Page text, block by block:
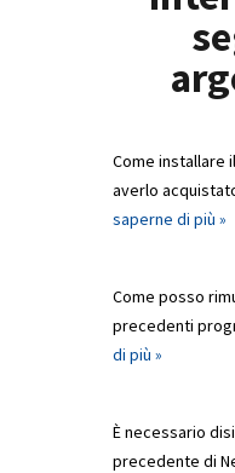
Come installare
averlo
saperne di più »
Come posso
precedenti
di più »
È necessario
precedente di